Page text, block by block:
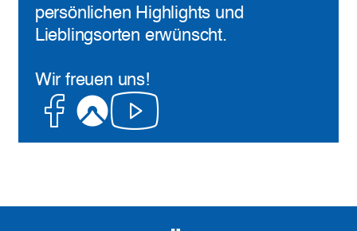
persönlichen Highlights und
Lieblingsorten erwünscht.
Wir freuen uns!
Facebook
KomootYoutube